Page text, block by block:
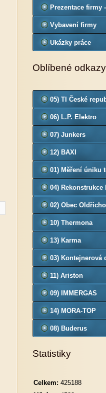
Prezentace firmy -
odborná
Vybavení firmy
Ukázky práce
Oblíbené odkazy
05) TI České
06) L.P. Elektro
07) Junkers
12) BAXI
01) Měření úniku
04) Rekonstrukce
02) Obec
10) Thermona
13) Karma
03) Kontejnerová
- Otrokovice
11) Ariston
09) IMMERGAS
14) MORA-TOP
08) Buderus
Statistiky
Celkem: 425188